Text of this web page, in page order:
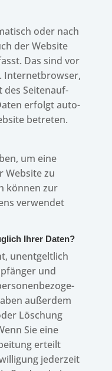
oder nach
der Website
Das sind vor
Inter­net­brow­ser,
des Seiten­auf­
erfolgt auto­
betreten.
um eine
Website zu
können zur
verwen­det
Ihrer Daten?
unent­gelt­lich
und
außer­dem
Löschung
Sie eine
erteilt
jeder­zeit